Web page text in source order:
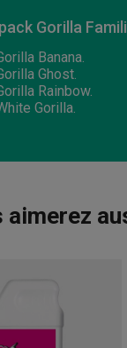
Gorilla
Banana.
Ghost.
Rainbow.
Gorilla.
aimerez